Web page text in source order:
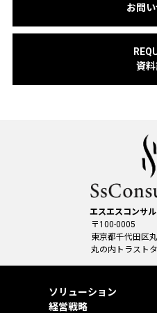
お問
資
エスエスコンサ
〒100-0005
東京都千代田区
丸の内トラスト
ソリューション
経営戦略